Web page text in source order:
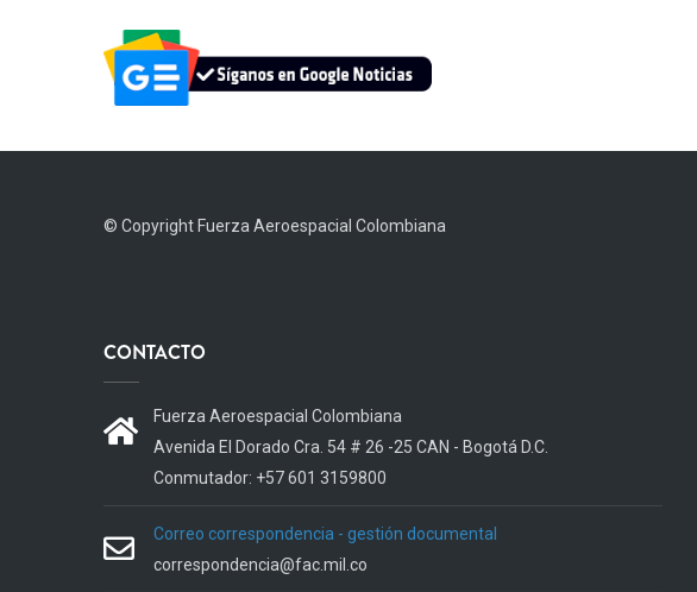
© Copyright Fuerza Aeroespacial Colombiana
CONTACTO
Fuerza Aeroespacial Colombiana
Avenida El Dorado Cra. 54 # 26 -25 CAN - Bogotá D.C.
Conmutador: +57 601 3159800
Correo correspondencia - gestión documental
correspondencia@fac.mil.co